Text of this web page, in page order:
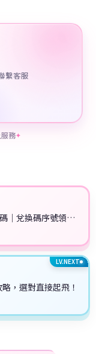
繫客服
務✦
｜兌換碼序號領取
LV.NEXT
，選對直接起飛！